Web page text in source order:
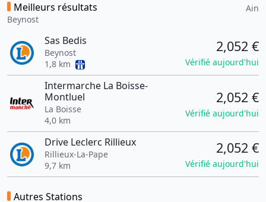
Meilleurs résultats
Beynost
Ain
Sas Bedis
Beynost
1,8 km
2,052 €
Vérifié aujourd'hui
Intermarche La Boisse-
Montluel
La Boisse
4,0 km
2,052 €
Vérifié aujourd'hui
Drive Leclerc Rillieux
Rillieux-La-Pape
9,7 km
2,052 €
Vérifié aujourd'hui
Autres Stations